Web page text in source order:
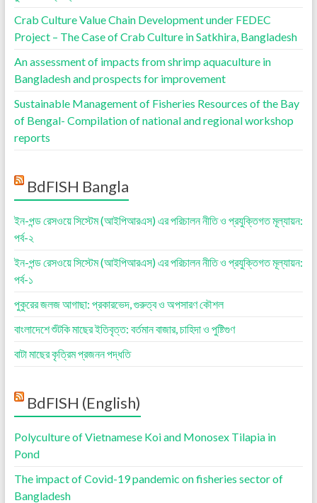
Crab Culture Value Chain Development under FEDEC
Project – The Case of Crab Culture in Satkhira, Bangladesh
An assessment of impacts from shrimp aquaculture in
Bangladesh and prospects for improvement
Sustainable Management of Fisheries Resources of the Bay
of Bengal- Compilation of national and regional workshop
reports
BdFISH Bangla
ইন-পন্ড রেসওয়ে সিস্টেম (আইপিআরএস) এর পরিচালন নীতি ও প্রযুক্তিগত মূল্যায়ন:
পর্ব-২
ইন-পন্ড রেসওয়ে সিস্টেম (আইপিআরএস) এর পরিচালন নীতি ও প্রযুক্তিগত মূল্যায়ন:
পর্ব-১
পুকুরের জলজ আগাছা: প্রকারভেদ, গুরুত্ব ও অপসারণ কৌশল
বাংলাদেশে শুঁটকি মাছের ইতিবৃত্ত: বর্তমান বাজার, চাহিদা ও পুষ্টিগুণ
বাটা মাছের কৃত্রিম প্রজনন পদ্ধতি
BdFISH (English)
Polyculture of Vietnamese Koi and Monosex Tilapia in
Pond
The impact of Covid-19 pandemic on fisheries sector of
Bangladesh